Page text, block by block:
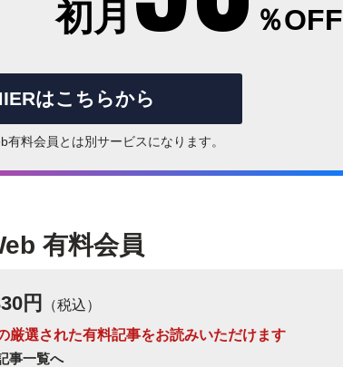
初月 ％OFF
はこちらから
料会員とは別サービスになります。
有料会員
円
（税込）
選された有料記事をお読みいただけます
事一覧へ